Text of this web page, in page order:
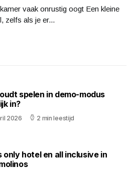
vaak onrustig oogt Een kleine
zelfs als je er...
spelen in demo-modus
in?
2026 2 min leestijd
only hotel en all inclusive in